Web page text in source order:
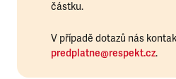
částku.
V případě dotazů nás
predplatne@respekt.cz.